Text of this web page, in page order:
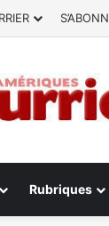
Rubriques